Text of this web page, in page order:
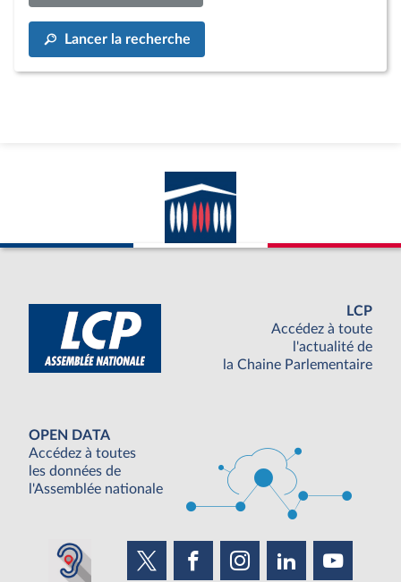
Lancer la recherche
LCP
Accédez à toute
l'actualité de
la Chaine Parlementaire
OPEN DATA
Accédez à toutes
les données de
l'Assemblée nationale